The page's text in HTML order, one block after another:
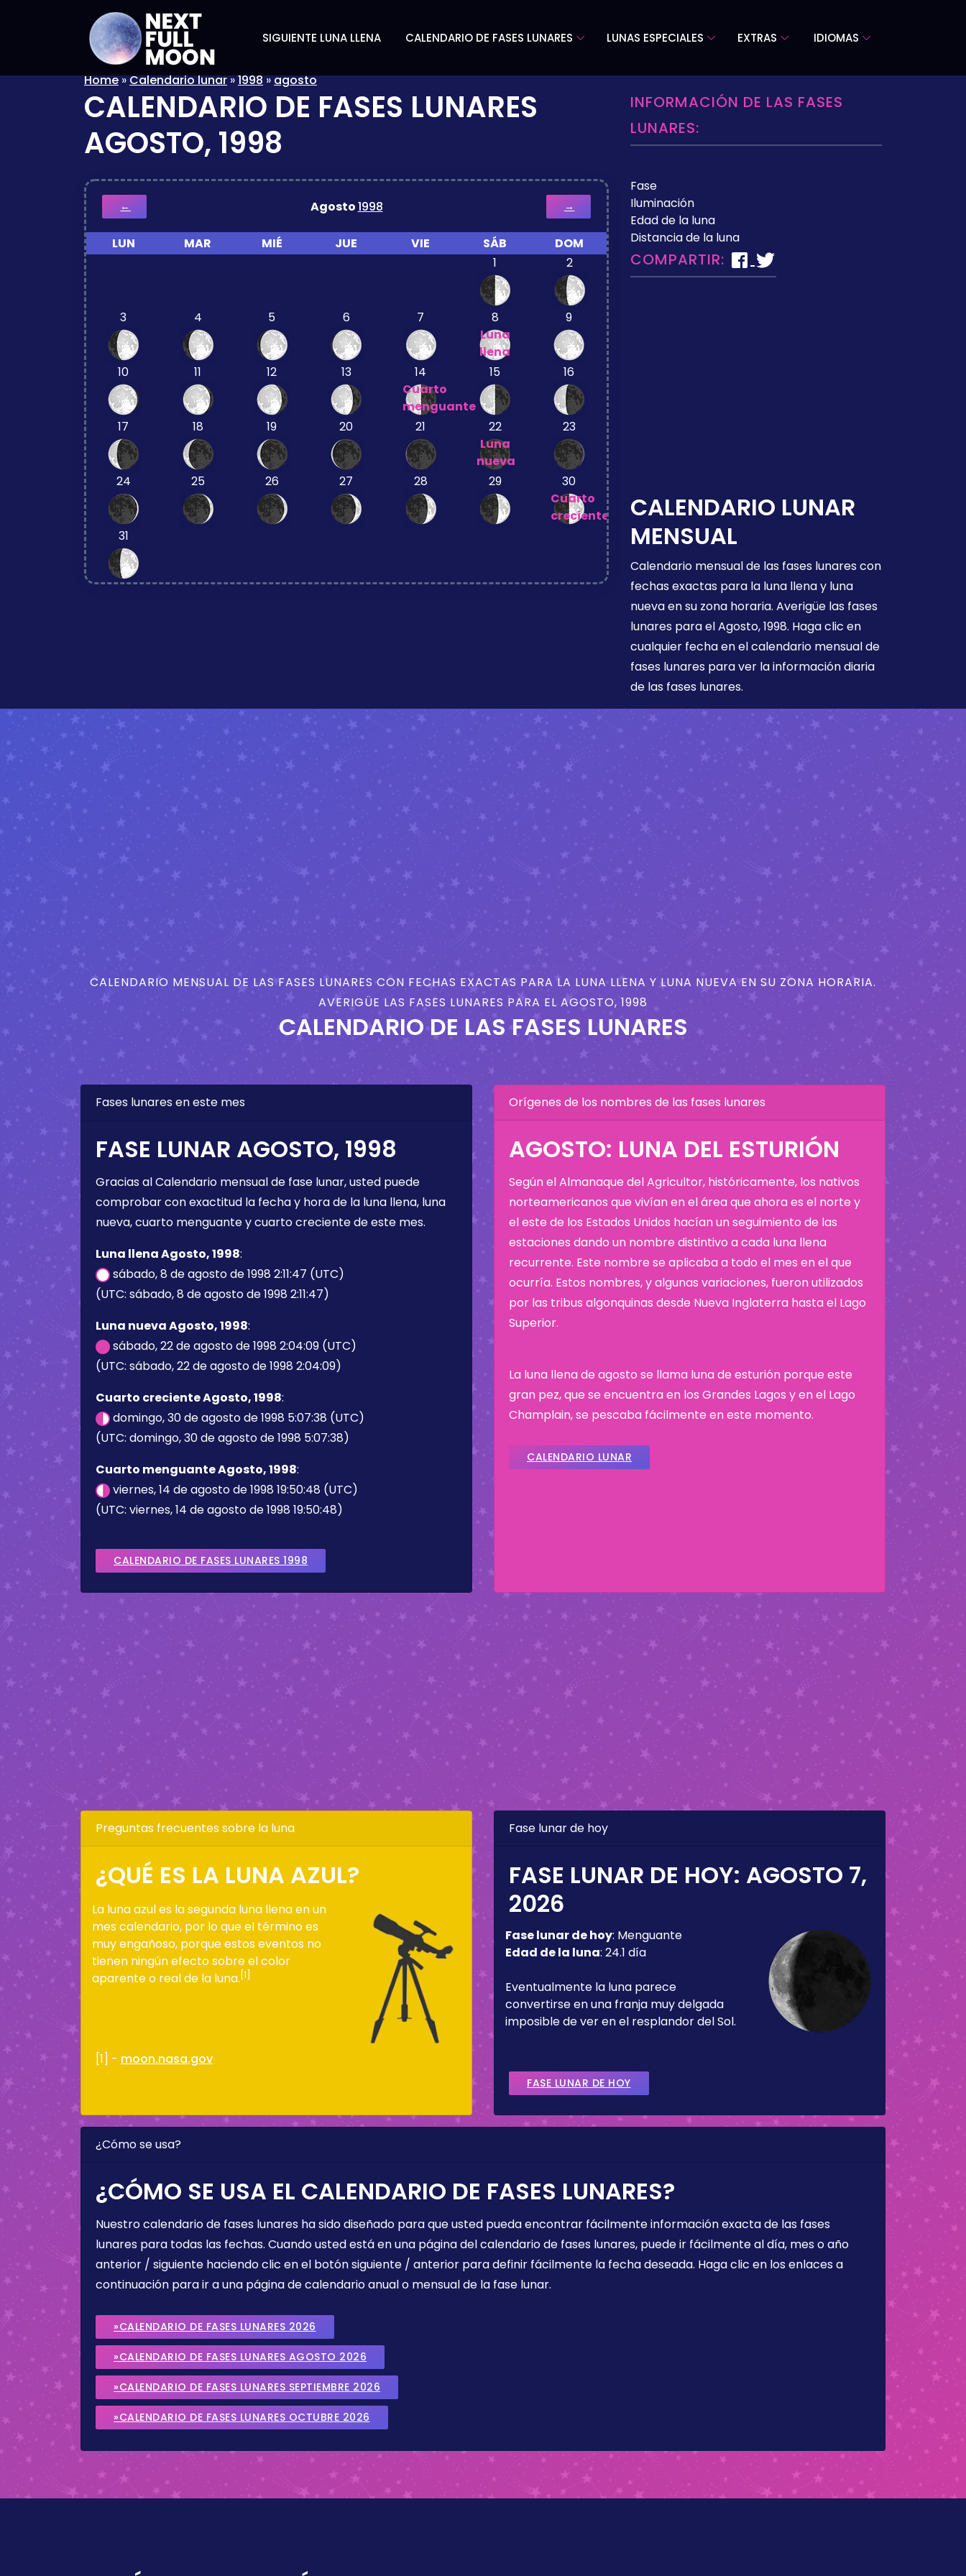
SIGUIENTE LUNA LLENA CALENDARIO DE FASES LUNARES LUNAS ESPECIALES EXTRAS IDIOMAS
Home»Calendario lunar»1998»agosto
CALENDARIO DE FASES LUNARES
AGOSTO, 1998
← Agosto1998 →
LUN MAR MIÉ JUE VIE SÁB
DOM
1
2
3 4 5 6 7
8
Luna
llena
9
10 11 12 13
14
Cuarto
menguante
15 16
17 18 19 20 21
22
Luna
nueva
23
24 25 26 27 28 29
30
Cuarto
creciente
31
INFORMACIÓN DE LAS FASES
LUNARES:
Fase
Iluminación
Edad de la luna
Distancia de la luna
COMPARTIR:
CALENDARIO LUNAR
MENSUAL
Calendario mensual de las fases lunares con
fechas exactas para la luna llena y luna
nueva en su zona horaria. Averigüe las fases
lunares para el Agosto, 1998. Haga clic en
cualquier fecha en el calendario mensual de
fases lunares para ver la información diaria
de las fases lunares.
CALENDARIO MENSUAL DE LAS FASES LUNARES CON FECHAS EXACTAS PARA LA LUNA LLENA Y LUNA NUEVA EN SU ZONA HORARIA.
AVERIGÜE LAS FASES LUNARES PARA EL AGOSTO, 1998
CALENDARIO DE LAS FASES LUNARES
Fases lunares en este mes
FASE LUNAR AGOSTO, 1998
Gracias al Calendario mensual de fase lunar, usted puede
comprobar con exactitud la fecha y hora de la luna llena, luna
nueva, cuarto menguante y cuarto creciente de este mes.
Luna llena Agosto, 1998:
sábado, 8 de agosto de 1998 2:11:47 (UTC)
(UTC: sábado, 8 de agosto de 1998 2:11:47)
Luna nueva Agosto, 1998:
sábado, 22 de agosto de 1998 2:04:09 (UTC)
(UTC: sábado, 22 de agosto de 1998 2:04:09)
Cuarto creciente Agosto, 1998:
domingo, 30 de agosto de 1998 5:07:38 (UTC)
(UTC: domingo, 30 de agosto de 1998 5:07:38)
Cuarto menguante Agosto, 1998:
viernes, 14 de agosto de 1998 19:50:48 (UTC)
(UTC: viernes, 14 de agosto de 1998 19:50:48)
CALENDARIO DE FASES LUNARES 1998
Orígenes de los nombres de las fases lunares
AGOSTO: LUNA DEL ESTURIÓN
Según el Almanaque del Agricultor, históricamente, los nativos
norteamericanos que vivían en el área que ahora es el norte y
el este de los Estados Unidos hacían un seguimiento de las
estaciones dando un nombre distintivo a cada luna llena
recurrente. Este nombre se aplicaba a todo el mes en el que
ocurría. Estos nombres, y algunas variaciones, fueron utilizados
por las tribus algonquinas desde Nueva Inglaterra hasta el Lago
Superior.
La luna llena de agosto se llama luna de esturión porque este
gran pez, que se encuentra en los Grandes Lagos y en el Lago
Champlain, se pescaba fácilmente en este momento.
CALENDARIO LUNAR
Preguntas frecuentes sobre la luna
¿QUÉ ES LA LUNA AZUL?
La luna azul es la segunda luna llena en un
mes calendario, por lo que el término es
muy engañoso, porque estos eventos no
tienen ningún efecto sobre el color
aparente o real de la luna. [1]
[1] - moon.nasa.gov
Fase lunar de hoy
FASE LUNAR DE HOY: AGOSTO 7,
2026
Fase lunar de hoy: Menguante
Edad de la luna: 24.1 día
Eventualmente la luna parece
convertirse en una franja muy delgada
imposible de ver en el resplandor del Sol.
FASE LUNAR DE HOY
¿Cómo se usa?
¿CÓMO SE USA EL CALENDARIO DE FASES LUNARES?
Nuestro calendario de fases lunares ha sido diseñado para que usted pueda encontrar fácilmente información exacta de las fases
lunares para todas las fechas. Cuando usted está en una página del calendario de fases lunares, puede ir fácilmente al día, mes o año
anterior / siguiente haciendo clic en el botón siguiente / anterior para definir fácilmente la fecha deseada. Haga clic en los enlaces a
continuación para ir a una página de calendario anual o mensual de la fase lunar.
»CALENDARIO DE FASES LUNARES 2026
»CALENDARIO DE FASES LUNARES AGOSTO 2026
»CALENDARIO DE FASES LUNARES SEPTIEMBRE 2026
»CALENDARIO DE FASES LUNARES OCTUBRE 2026